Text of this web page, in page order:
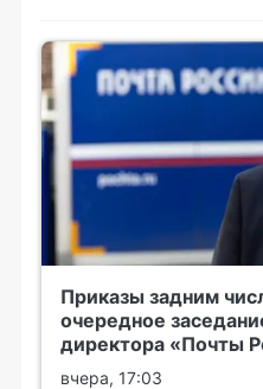
Приказы задним
очередное
директора «Почты
вчера, 17:03